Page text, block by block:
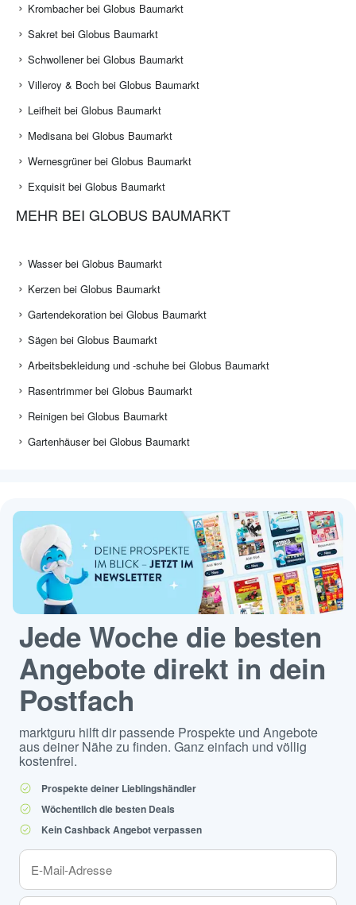
Krombacher bei Globus Baumarkt
Sakret bei Globus Baumarkt
Schwollener bei Globus Baumarkt
Villeroy & Boch bei Globus Baumarkt
Leifheit bei Globus Baumarkt
Medisana bei Globus Baumarkt
Wernesgrüner bei Globus Baumarkt
Exquisit bei Globus Baumarkt
MEHR BEI GLOBUS BAUMARKT
Wasser bei Globus Baumarkt
Kerzen bei Globus Baumarkt
Gartendekoration bei Globus Baumarkt
Sägen bei Globus Baumarkt
Arbeitsbekleidung und -schuhe bei Globus Baumarkt
Rasentrimmer bei Globus Baumarkt
Reinigen bei Globus Baumarkt
Gartenhäuser bei Globus Baumarkt
Jede Woche die besten
Angebote direkt in dein
Postfach
marktguru hilft dir passende Prospekte und Angebote
aus deiner Nähe zu finden. Ganz einfach und völlig
kostenfrei.
Prospekte deiner Lieblingshändler
Wöchentlich die besten Deals
Kein Cashback Angebot verpassen